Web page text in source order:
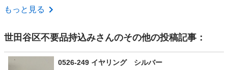
東京 町田市
もっと見る
世田谷区不要品持込みさんのその他の投稿記事：
0526-249 イヤリング シルバー